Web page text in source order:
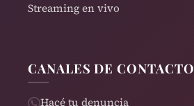
Streaming en vivo
CANALES DE CONTACTO
Hacé tu denuncia